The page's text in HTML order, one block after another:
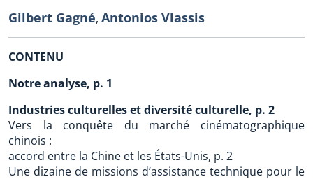
Gilbert Gagné, Antonios Vlassis
CONTENU
Notre analyse, p. 1
Industries culturelles et diversité culturelle, p. 2
Vers la conquête du marché cinématographique
chinois :
accord entre la Chine et les États-Unis, p. 2
Une dizaine de missions d’assistance technique pour le